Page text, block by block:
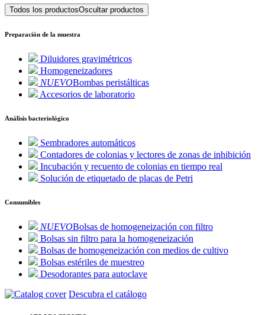
Todos los productosOscultar productos
Preparación de la muestra
Diluidores gravimétricos
Homogeneizadores
NUEVOBombas peristálticas
Accesorios de laboratorio
Análisis bacteriológico
Sembradores automáticos
Contadores de colonias y lectores de zonas de inhibición
Incubación y recuento de colonias en tiempo real
Solución de etiquetado de placas de Petri
Consumibles
NUEVOBolsas de homogeneización con filtro
Bolsas sin filtro para la homogeneización
Bolsas de homogeneización con medios de cultivo
Bolsas estériles de muestreo
Desodorantes para autoclave
Descubra el catálogo